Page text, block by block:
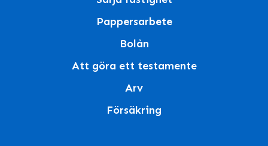
Pappersarbete
Bolån
Att göra ett testamente
Arv
Försäkring